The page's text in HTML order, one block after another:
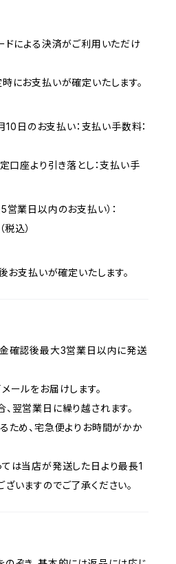
ドによる決済がご利用いただけ
にお支払いが確定いたします。
10日のお支払い：支払い手数料：
口座より引き落とし：支払い手
業日以内のお支払い）：
込）
お支払いが確定いたします。
確認後最大3営業日以内に発送
ールをお届けします。
翌営業日に繰り越されます。
ため、宅急便よりお時間がかか
は当店が発送した日より最長1
いますのでご了承ください。